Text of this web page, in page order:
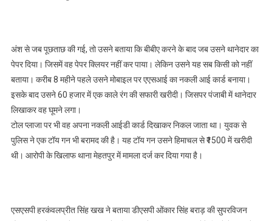
अंश से जब पूछताछ की गई, तो उसने बताया कि बीबीए करने के बाद जब उसने थानेदार का
पेपर दिया। जिसमें वह पेपर क्लियर नहीं कर पाया। लेकिन उसने यह सब किसी को नहीं
बताया। करीब 8 महीने पहले उसने मोबाइल पर एएसआई का नकली आई कार्ड बनाया।
इसके बाद उसने 60 हजार में एक काले रंग की सफारी खरीदी। जिसपर पंजाबी में थानेदार
लिखाकर वह घूमने लगा।
टोल प्लाजा पर भी वह अपना नकली आईडी कार्ड दिखाकर निकल जाता था। युवक से
पुलिस ने एक टॉय गन भी बरामद की है। यह टॉय गन उसने हिमाचल से ₹1500 में खरीदी
थी। आरोपी के खिलाफ थाना मेहतपुर में मामला दर्ज कर दिया गया है।
एसएसपी हरकंवलप्रीत सिंह खख ने बताया डीएसपी ओंकार सिंह बराड़ की सुपरविजन